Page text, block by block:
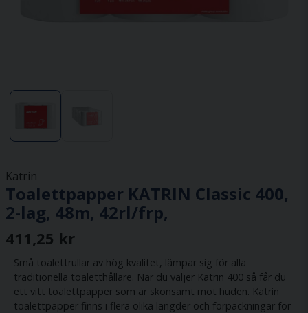
Katrin
Toalettpapper KATRIN Classic 400,
2-lag, 48m, 42rl/frp,
411,25 kr
Små toalettrullar av hög kvalitet, lämpar sig för alla
traditionella toaletthållare. När du väljer Katrin 400 så får du
ett vitt toalettpapper som är skonsamt mot huden. Katrin
toalettpapper finns i flera olika längder och förpackningar för